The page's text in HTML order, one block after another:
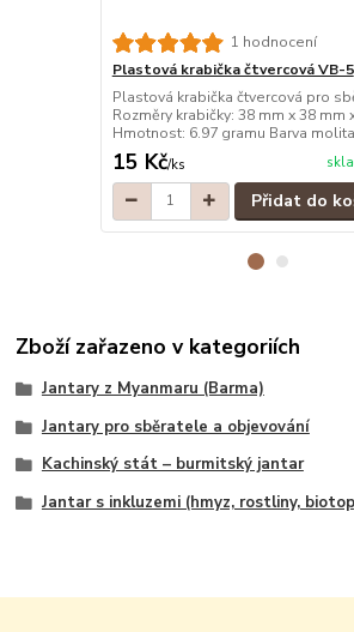
1 hodnocení
Plastová krabička čtvercová VB-5
Plastová krabička čtvercová pro
Rozměry krabičky: 38 mm x 38 mm
Hmotnost: 6.97 gramu Barva
15 Kč/ks
Přidat do
Zboží zařazeno v kategoriích
Jantary z Myanmaru (Barma)
Jantary pro sběratele a objevování
Kachinský stát – burmitský jantar
Jantar s inkluzemi (hmyz, rostliny,